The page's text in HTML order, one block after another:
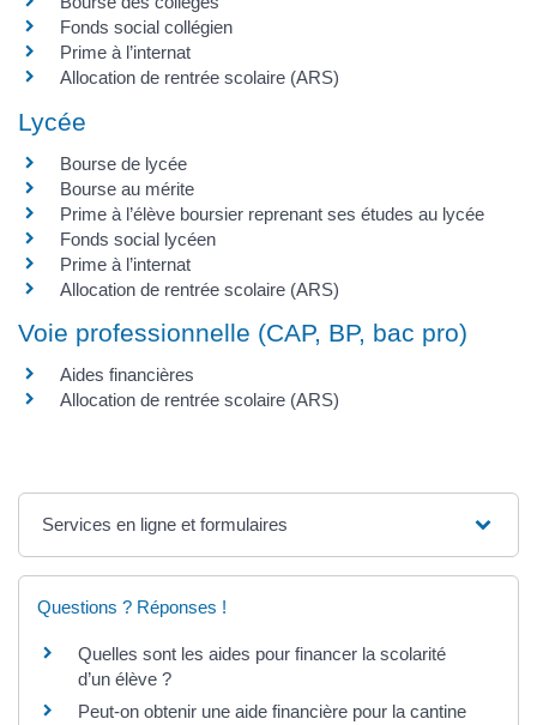
Fonds social collégien
Prime à l’internat
Allocation de rentrée scolaire (ARS)
Lycée
Bourse de lycée
Bourse au mérite
Prime à l’élève boursier reprenant ses études au lycée
Fonds social lycéen
Prime à l’internat
Allocation de rentrée scolaire (ARS)
Voie professionnelle (CAP, BP, bac pro)
Aides financières
Allocation de rentrée scolaire (ARS)
Services en ligne et formulaires
Questions ? Réponses !
Quelles sont les aides pour financer la scolarité
d’un élève ?
Peut-on obtenir une aide financière pour la cantine